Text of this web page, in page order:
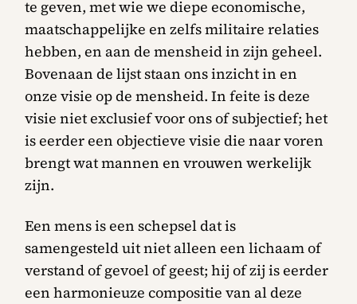
te geven, met wie we diepe economische,
maatschappelijke en zelfs militaire relaties
hebben, en aan de mensheid in zijn geheel.
Bovenaan de lijst staan ons inzicht in en
onze visie op de mensheid. In feite is deze
visie niet exclusief voor ons of subjectief; het
is eerder een objectieve visie die naar voren
brengt wat mannen en vrouwen werkelijk
zijn.
Een mens is een schepsel dat is
samengesteld uit niet alleen een lichaam of
verstand of gevoel of geest; hij of zij is eerder
een harmonieuze compositie van al deze